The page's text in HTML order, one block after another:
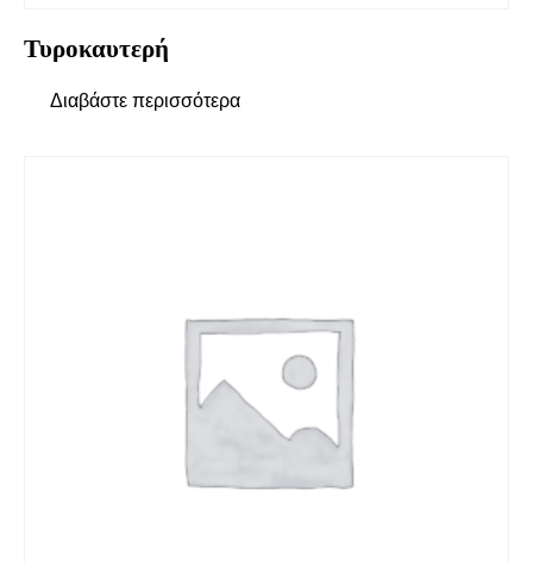
Τυροκαυτερή
Διαβάστε περισσότερα